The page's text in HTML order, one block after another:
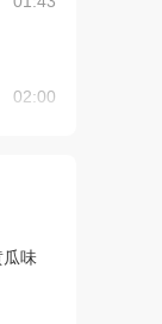
02:00
瓜味